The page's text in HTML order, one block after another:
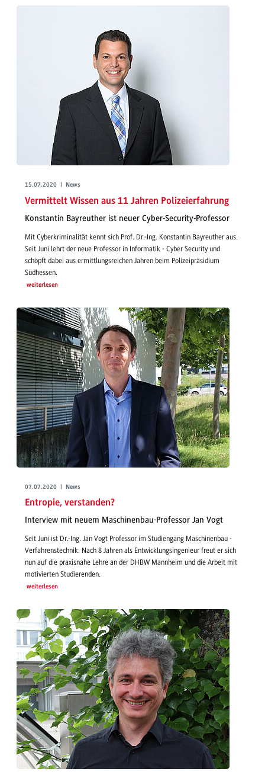
15.07.2020 | News
Vermittelt Wissen aus 11 Jahren Polizeierfahrung
Konstantin Bayreuther ist neuer Cyber-Security-Professor
Mit Cyberkriminalität kennt sich Prof. Dr.-Ing. Konstantin Bayreuther aus.
Seit Juni lehrt der neue Professor in Informatik - Cyber Security und
schöpft dabei aus ermittlungsreichen Jahren beim Polizeipräsidium
Südhessen.
weiterlesen
07.07.2020 | News
Entropie, verstanden?
Interview mit neuem Maschinenbau-Professor Jan Vogt
Seit Juni ist Dr.-Ing. Jan Vogt Professor im Studiengang Maschinenbau -
Verfahrenstechnik. Nach 8 Jahren als Entwicklungsingenieur freut er sich
nun auf die praxisnahe Lehre an der DHBW Mannheim und die Arbeit mit
motivierten Studierenden.
weiterlesen